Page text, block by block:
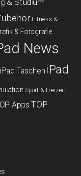
Fitness &
& Fotografie
News
iPad Taschen iPad
Sport & Freizeit
Apps TOP